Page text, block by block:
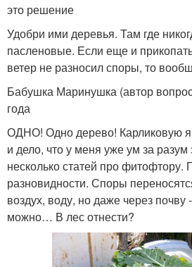
это решение
Удобри ими деревья. Там где
пасленовые. Если еще и
ветер не разносил споры, то
Бабушка Маринушка (автор
года
ОДНО! Одно дерево! Карликовую
и дело, что у меня уже ум за
несколько статей про
разновидности. Споры
воздух, воду, но даже через почву
можно… В лес отнести?